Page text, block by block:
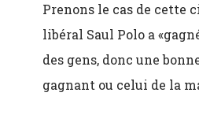
Prenons le cas de cette
libéral Saul Polo a
des gens, donc une
gagnant ou celui de la